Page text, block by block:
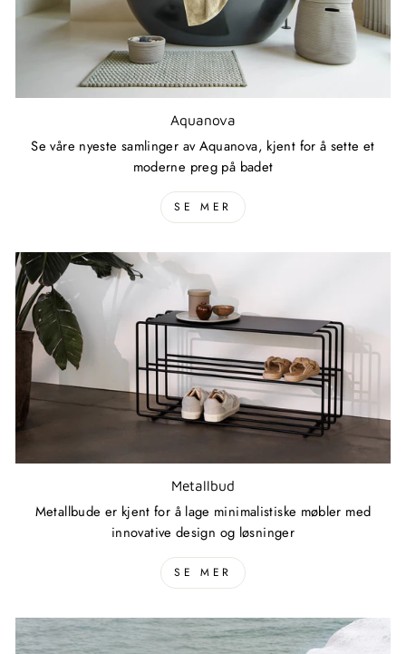
Aquanova
Se våre nyeste samlinger av Aquanova, kjent for å sette et
moderne preg på badet
SE MER
Metallbud
Metallbude er kjent for å lage minimalistiske møbler med
innovative design og løsninger
SE MER